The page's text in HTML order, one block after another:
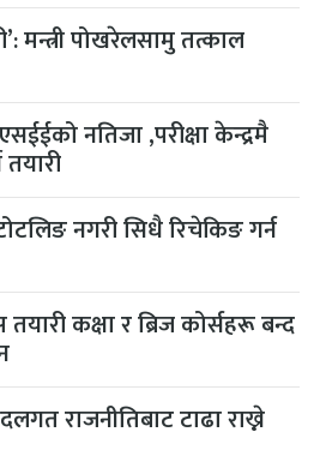
मन्त्री पोखरेलसामु तत्काल
नतिजा ,परीक्षा केन्द्रमै
नगरी सिधै रिचेकिङ गर्न
कक्षा र ब्रिज कोर्सहरू बन्द
राजनीतिबाट टाढा राख्ने